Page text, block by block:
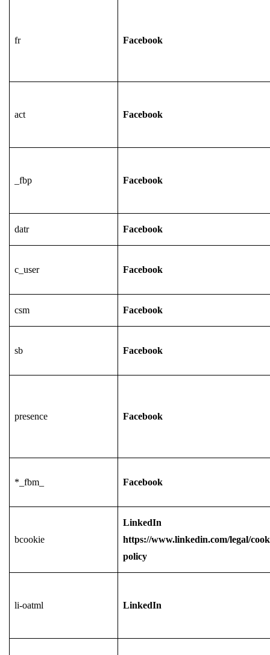
fr Facebook
act Facebook
_fbp Facebook
datr Facebook
c_user Facebook
csm Facebook
sb Facebook
presence Facebook
*_fbm_ Facebook
bcookie
LinkedIn
https://www.linkedin.com/legal/
policy
li-oatml LinkedIn